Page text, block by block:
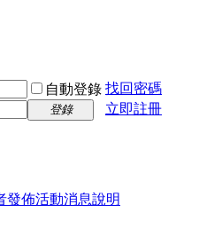
自動登錄 找回密碼
登錄
立即註冊
發佈活動消息說明